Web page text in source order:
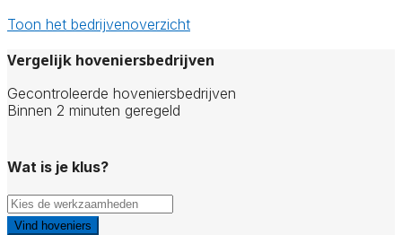
Toon het bedrijvenoverzicht
Vergelijk hoveniersbedrijven
Gecontroleerde hoveniersbedrijven
Binnen 2 minuten geregeld
Wat is je klus?
Vind hoveniers